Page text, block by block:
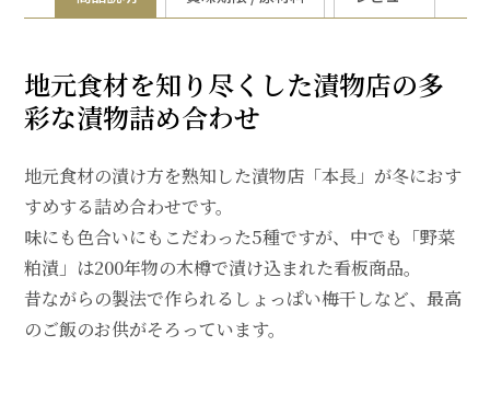
地元食材を知り尽くした漬物店の多
彩な漬物詰め合わせ
地元食材の漬け方を熟知した漬物店「本長」が冬におす
すめする詰め合わせです。
味にも色合いにもこだわった5種ですが、中でも「野菜
粕漬」は200年物の木樽で漬け込まれた看板商品。
昔ながらの製法で作られるしょっぱい梅干しなど、最高
のご飯のお供がそろっています。